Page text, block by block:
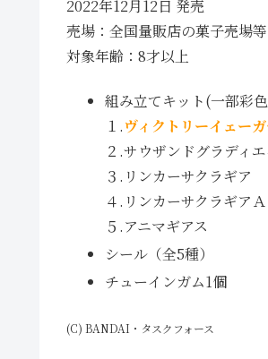
2022年12月12日 発売
売場：全国量販店の菓子売場等
対象年齢：8才以上
組み立てキット(一部彩
１.ヴィクトリーイェー
２.サウザンドグラディ
３.リンカーサクラギア
４.リンカーサクラギアＡ
５.アニマギアス
シール（全5種）
チューインガム1個
(C) BANDAI・タスクフォース